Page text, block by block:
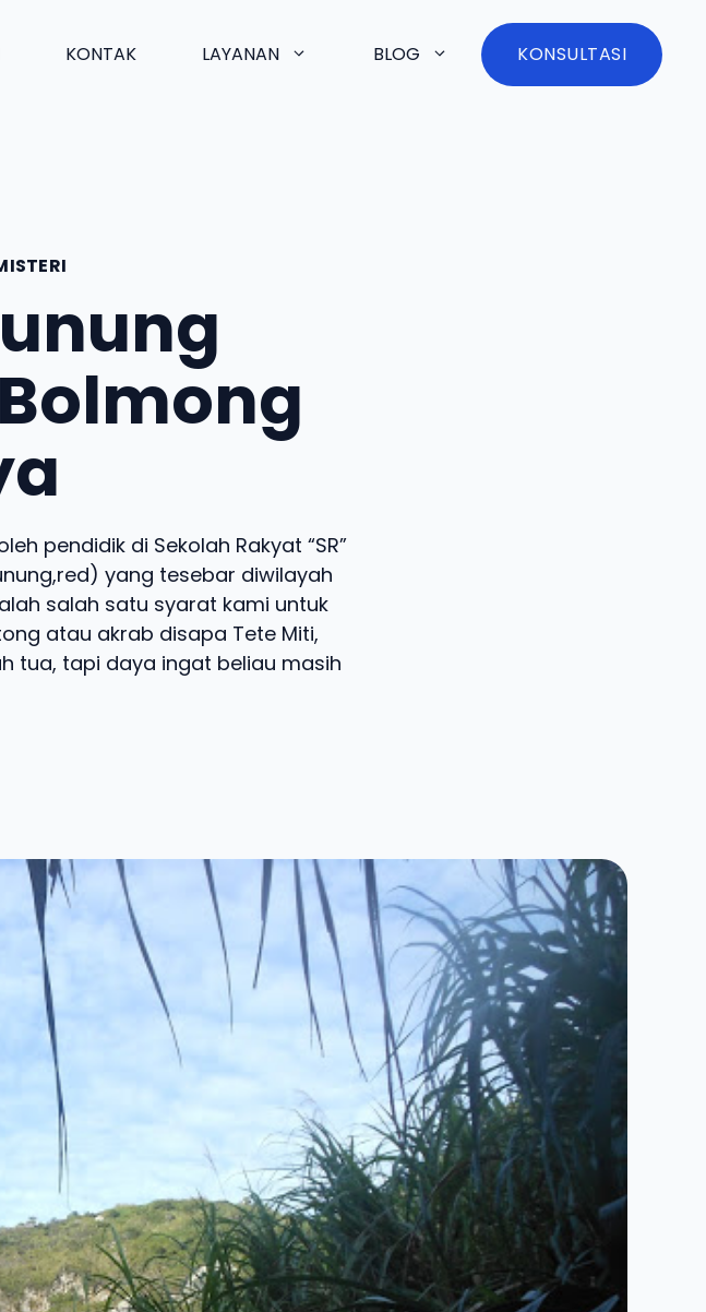
KONTAK LAYANAN BLOG KONSULTASI
pendidik di Sekolah Rakyat “SR”
yang tesebar diwilayah
salah satu syarat kami untuk
atau akrab disapa Tete Miti,
tua, tapi daya ingat beliau masih